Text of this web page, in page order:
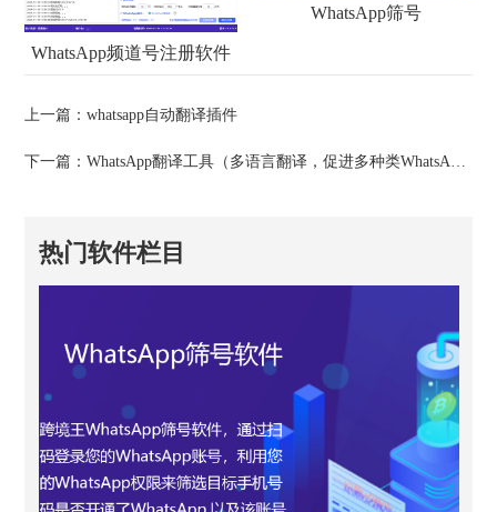
WhatsApp频道号注册软件
WhatsApp筛号
上一篇：whatsapp自动翻译插件
下一篇：WhatsApp翻译工具（多语言翻译，促进多种类WhatsApp营销）
热门软件栏目